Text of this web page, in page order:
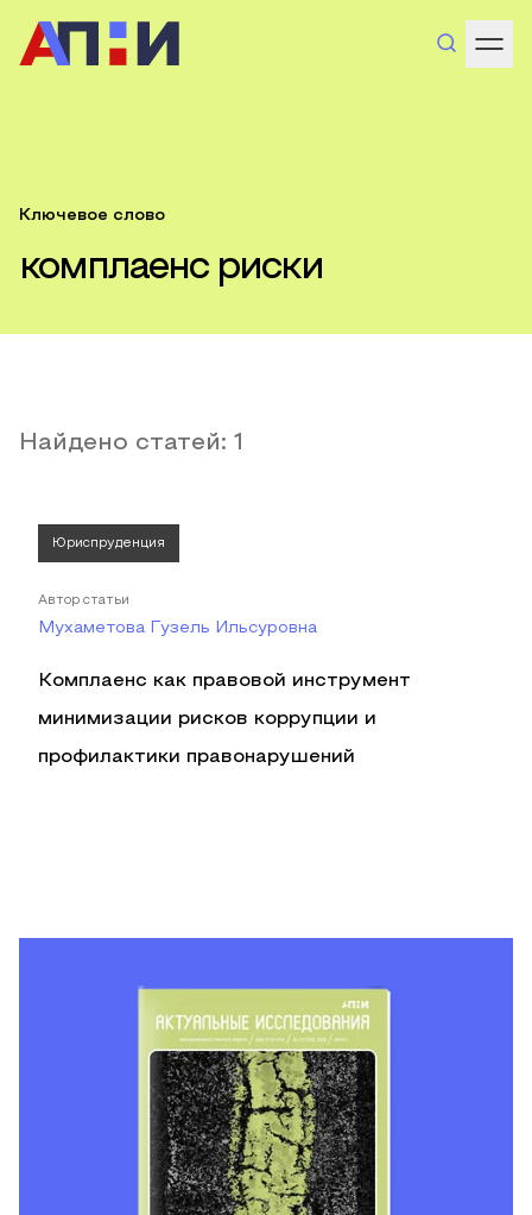
Ключевое слово
комплаенс риски
Найдено статей: 1
Юриспруденция
Автор статьи
Мухаметова Гузель Ильсуровна
Комплаенс как правовой инструмент
минимизации рисков коррупции и
профилактики правонарушений